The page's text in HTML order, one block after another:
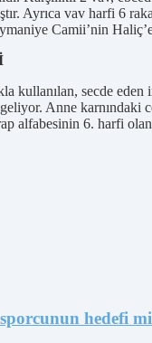
Ayrıca vav harfi 6
Camii’nin
kullanılan, secde
Anne
alfabesinin 6. harfi olan
hedefi